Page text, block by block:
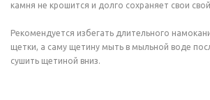
камня не крошится и долго сохраняет свои
Рекомендуется избегать длительного
щетки, а саму щетину мыть в мыльной воде
сушить щетиной вниз.